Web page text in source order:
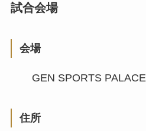
試合会場
会場
GEN SPORTS PALACE
住所